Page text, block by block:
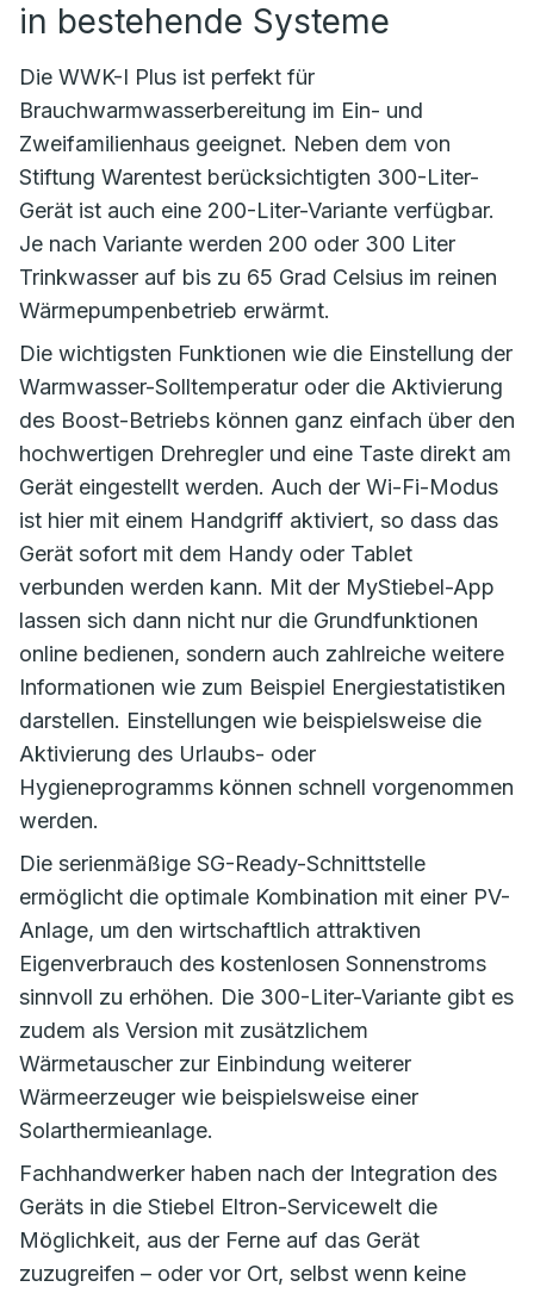
in bestehende Systeme
Die WWK-I Plus ist perfekt für
Brauchwarmwasserbereitung im Ein- und
Zweifamilienhaus geeignet. Neben dem von
Stiftung Warentest berücksichtigten 300-Liter-
Gerät ist auch eine 200-Liter-Variante verfügbar.
Je nach Variante werden 200 oder 300 Liter
Trinkwasser auf bis zu 65 Grad Celsius im reinen
Wärmepumpenbetrieb erwärmt.
Die wichtigsten Funktionen wie die Einstellung der
Warmwasser-Solltemperatur oder die Aktivierung
des Boost-Betriebs können ganz einfach über den
hochwertigen Drehregler und eine Taste direkt am
Gerät eingestellt werden. Auch der Wi-Fi-Modus
ist hier mit einem Handgriff aktiviert, so dass das
Gerät sofort mit dem Handy oder Tablet
verbunden werden kann. Mit der MyStiebel-App
lassen sich dann nicht nur die Grundfunktionen
online bedienen, sondern auch zahlreiche weitere
Informationen wie zum Beispiel Energiestatistiken
darstellen. Einstellungen wie beispielsweise die
Aktivierung des Urlaubs- oder
Hygieneprogramms können schnell vorgenommen
werden.
Die serienmäßige SG-Ready-Schnittstelle
ermöglicht die optimale Kombination mit einer PV-
Anlage, um den wirtschaftlich attraktiven
Eigenverbrauch des kostenlosen Sonnenstroms
sinnvoll zu erhöhen. Die 300-Liter-Variante gibt es
zudem als Version mit zusätzlichem
Wärmetauscher zur Einbindung weiterer
Wärmeerzeuger wie beispielsweise einer
Solarthermieanlage.
Fachhandwerker haben nach der Integration des
Geräts in die Stiebel Eltron-Servicewelt die
Möglichkeit, aus der Ferne auf das Gerät
zuzugreifen – oder vor Ort, selbst wenn keine